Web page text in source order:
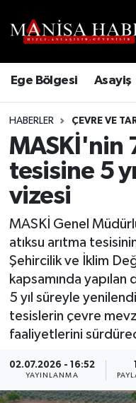
Ege Bölgesi Asayiş
HABERLER ÇEVRE VE
MASKİ'nin
tesisine 5
vizesi
MASKİ Genel
atıksu arıtma
Şehircilik ve İklim
kapsamında
5 yıl süreyle
tesislerin çevre
faaliyetlerini
02.07.2026 - 16:52
YAYINLANMA
1
Trafik Durumu
Süper Lig Puan
Tüm Manşetler
Son Dakika